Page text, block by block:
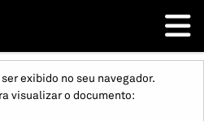
exibido no seu navegador.
visualizar o documento: